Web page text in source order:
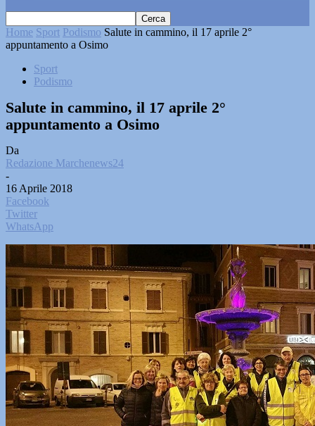
Home Sport Podismo Salute in cammino, il 17 aprile 2°
appuntamento a Osimo
Sport
Podismo
Salute in cammino, il 17 aprile 2°
appuntamento a Osimo
Da
Redazione Marchenews24
-
16 Aprile 2018
Facebook
Twitter
WhatsApp